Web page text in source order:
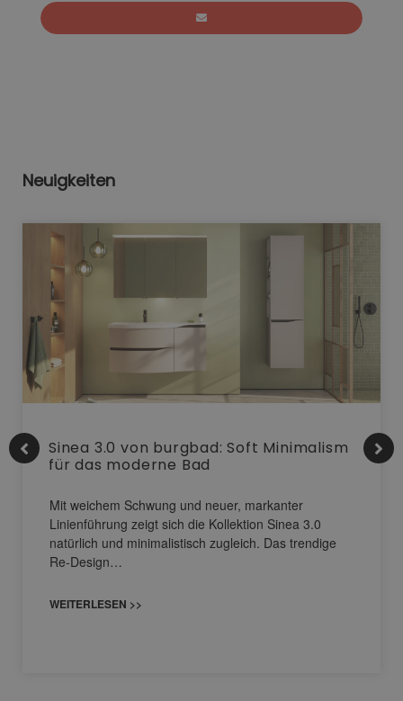
Neuigkeiten
Sinea 3.0 von burgbad: Soft Minimalism
für das moderne Bad
Mit weichem Schwung und neuer, markanter
Linienführung zeigt sich die Kollektion Sinea 3.0
natürlich und minimalistisch zugleich. Das trendige
Re-Design…
WEITERLESEN >>